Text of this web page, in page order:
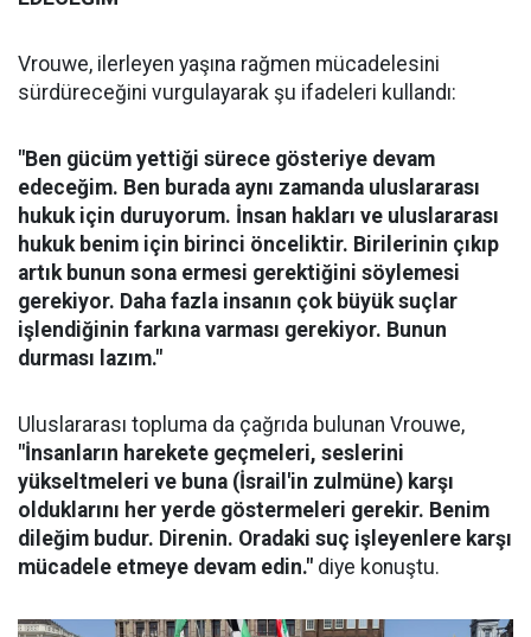
Vrouwe, ilerleyen yaşına rağmen mücadelesini
sürdüreceğini vurgulayarak şu ifadeleri kullandı:
"Ben gücüm yettiği sürece gösteriye devam
edeceğim. Ben burada aynı zamanda uluslararası
hukuk için duruyorum. İnsan hakları ve uluslararası
hukuk benim için birinci önceliktir. Birilerinin çıkıp
artık bunun sona ermesi gerektiğini söylemesi
gerekiyor. Daha fazla insanın çok büyük suçlar
işlendiğinin farkına varması gerekiyor. Bunun
durması lazım."
Uluslararası topluma da çağrıda bulunan Vrouwe,
"İnsanların harekete geçmeleri, seslerini
yükseltmeleri ve buna (İsrail'in zulmüne) karşı
olduklarını her yerde göstermeleri gerekir. Benim
dileğim budur. Direnin. Oradaki suç işleyenlere karşı
mücadele etmeye devam edin." diye konuştu.